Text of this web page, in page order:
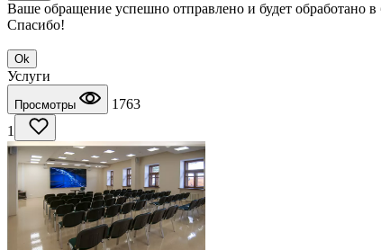
Ваше обращение успешно отправлено и будет обработано
Спасибо!
Ok
Услуги
Просмотры
1763
1